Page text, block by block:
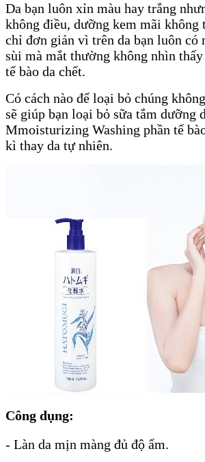
Da bạn luôn xỉn màu hay trắng
không điều, dưỡng kem mãi không
chỉ đơn giản vì trên da bạn luôn có
sùi mà mắt thường không nhìn
tế bào da chết.
Có cách nào để loại bỏ chúng
sẽ giúp bạn loại bỏ sữa tắm dưỡng
Mmoisturizing Washing phần tế
kì thay da tự nhiên.
Công dụng:
- Làn da mịn màng đủ độ ẩm.